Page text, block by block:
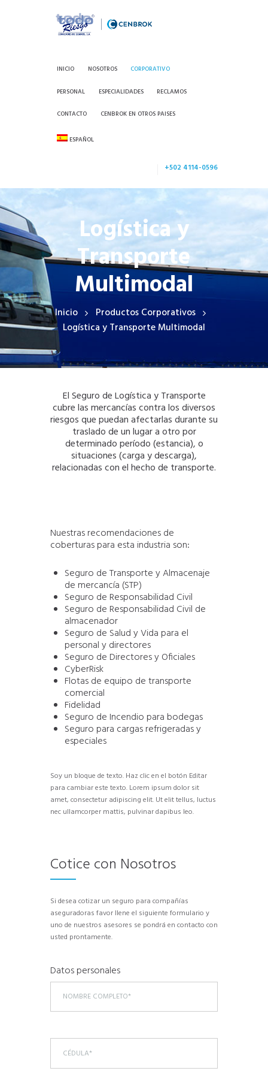
INICIO NOSOTROS CORPORATIVO
PERSONAL ESPECIALIDADES RECLAMOS
CONTACTO CENBROK EN OTROS PAISES
ESPAÑOL
+502 4114-0596
Logística y
Transporte
Multimodal
Inicio
Productos Corporativos
Logística y Transporte Multimodal
El Seguro de Logística y Transporte
cubre las mercancías contra los diversos
riesgos que puedan afectarlas durante su
traslado de un lugar a otro por
determinado período (estancia), o
situaciones (carga y descarga),
relacionadas con el hecho de transporte.
Nuestras recomendaciones de
coberturas para esta industria son:
Seguro de Transporte y Almacenaje
de mercancía (STP)
Seguro de Responsabilidad Civil
Seguro de Responsabilidad Civil de
almacenador
Seguro de Salud y Vida para el
personal y directores
Seguro de Directores y Oficiales
CyberRisk
Flotas de equipo de transporte
comercial
Fidelidad
Seguro de Incendio para bodegas
Seguro para cargas refrigeradas y
especiales
Soy un bloque de texto. Haz clic en el botón Editar
para cambiar este texto. Lorem ipsum dolor sit
amet, consectetur adipiscing elit. Ut elit tellus, luctus
nec ullamcorper mattis, pulvinar dapibus leo.
Cotice con Nosotros
Si desea cotizar un seguro para compañías
aseguradoras favor llene el siguiente formulario y
uno de nuestros asesores se pondrá en contacto con
usted prontamente.
Datos personales